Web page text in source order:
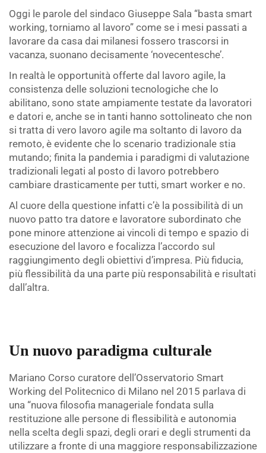
Oggi le parole del sindaco Giuseppe Sala “basta smart
working, torniamo al lavoro” come se i mesi passati a
lavorare da casa dai milanesi fossero trascorsi in
vacanza, suonano decisamente ‘novecentesche’.
In realtà le opportunità offerte dal lavoro agile, la
consistenza delle soluzioni tecnologiche che lo
abilitano, sono state ampiamente testate da lavoratori
e datori e, anche se in tanti hanno sottolineato che non
si tratta di vero lavoro agile ma soltanto di lavoro da
remoto, è evidente che lo scenario tradizionale stia
mutando; finita la pandemia i paradigmi di valutazione
tradizionali legati al posto di lavoro potrebbero
cambiare drasticamente per tutti, smart worker e no.
Al cuore della questione infatti c’è la possibilità di un
nuovo patto tra datore e lavoratore subordinato che
pone minore attenzione ai vincoli di tempo e spazio di
esecuzione del lavoro e focalizza l’accordo sul
raggiungimento degli obiettivi d’impresa. Più fiducia,
più flessibilità da una parte più responsabilità e risultati
dall’altra.
Un nuovo paradigma culturale
Mariano Corso curatore dell’Osservatorio Smart
Working del Politecnico di Milano nel 2015 parlava di
una “nuova filosofia manageriale fondata sulla
restituzione alle persone di flessibilità e autonomia
nella scelta degli spazi, degli orari e degli strumenti da
utilizzare a fronte di una maggiore responsabilizzazione